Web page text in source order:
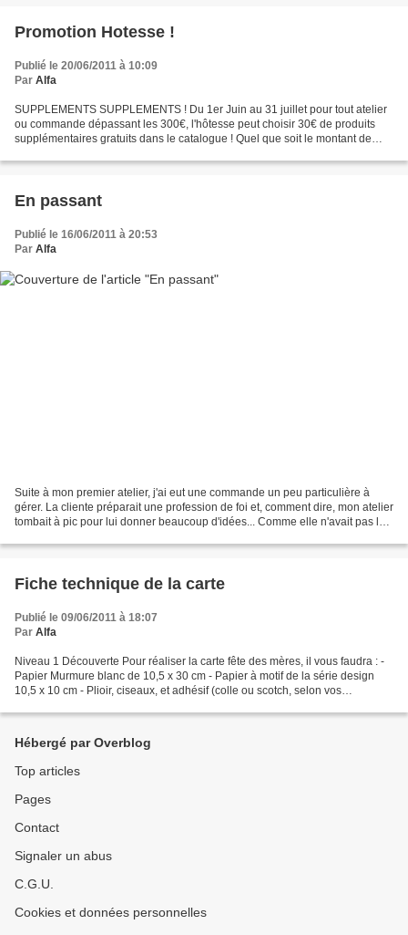
Promotion Hotesse !
Publié le 20/06/2011 à 10:09
Par Alfa
SUPPLEMENTS SUPPLEMENTS ! Du 1er Juin au 31 juillet pour tout atelier
ou commande dépassant les 300€, l'hôtesse peut choisir 30€ de produits
supplémentaires gratuits dans le catalogue ! Quel que soit le montant de
En passant
Publié le 16/06/2011 à 20:53
Par Alfa
Suite à mon premier atelier, j'ai eut une commande un peu particulière à
gérer. La cliente préparait une profession de foi et, comment dire, mon atelier
tombait à pic pour lui donner beaucoup d'idées... Comme elle n'avait pas le
Fiche technique de la carte
Publié le 09/06/2011 à 18:07
Par Alfa
Niveau 1 Découverte Pour réaliser la carte fête des mères, il vous faudra : -
Papier Murmure blanc de 10,5 x 30 cm - Papier à motif de la série design
10,5 x 10 cm - Plioir, ciseaux, et adhésif (colle ou scotch, selon vos
Hébergé par Overblog
Top articles
Pages
Contact
Signaler un abus
C.G.U.
Cookies et données personnelles